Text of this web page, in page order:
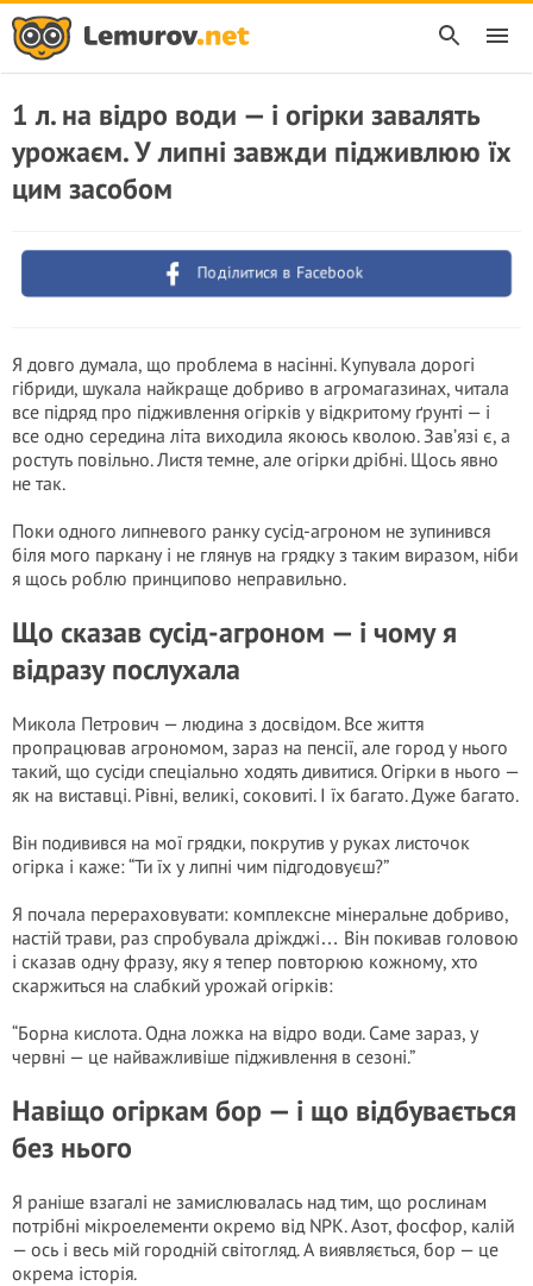
1 л. на відро води — і огірки завалять
урожаєм. У липні завжди підживлюю їх
цим засобом
Поділитися в Facebook
Я довго думала, що проблема в насінні. Купувала дорогі
гібриди, шукала найкраще добриво в агромагазинах, читала
все підряд про підживлення огірків у відкритому ґрунті — і
все одно середина літа виходила якоюсь кволою. Зав’язі є, а
ростуть повільно. Листя темне, але огірки дрібні. Щось явно
не так.
Поки одного липневого ранку сусід-агроном не зупинився
біля мого паркану і не глянув на грядку з таким виразом, ніби
я щось роблю принципово неправильно.
Що сказав сусід-агроном — і чому я
відразу послухала
Микола Петрович — людина з досвідом. Все життя
пропрацював агрономом, зараз на пенсії, але город у нього
такий, що сусіди спеціально ходять дивитися. Огірки в нього —
як на виставці. Рівні, великі, соковиті. І їх багато. Дуже багато.
Він подивився на мої грядки, покрутив у руках листочок
огірка і каже: “Ти їх у липні чим підгодовуєш?”
Я почала перераховувати: комплексне мінеральне добриво,
настій трави, раз спробувала дріжджі… Він покивав головою
і сказав одну фразу, яку я тепер повторюю кожному, хто
скаржиться на слабкий урожай огірків:
“Борна кислота. Одна ложка на відро води. Саме зараз, у
червні — це найважливіше підживлення в сезоні.”
Навіщо огіркам бор — і що відбувається
без нього
Я раніше взагалі не замислювалась над тим, що рослинам
потрібні мікроелементи окремо від NPK. Азот, фосфор, калій
— ось і весь мій городній світогляд. А виявляється, бор — це
окрема історія.